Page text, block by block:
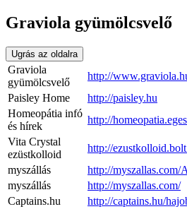
Graviola gyümölcsvelő
Ugrás az oldalra
Graviola
gyümölcsvelő
http://
Paisley Home
http://paisley.hu
Homeopátia infó
és hírek
http://
Vita Crystal
ezüstkolloid
http://
myszállás
http://myszallas.com/
myszállás
http://myszallas.com/
Captains.hu
http://captains.hu/